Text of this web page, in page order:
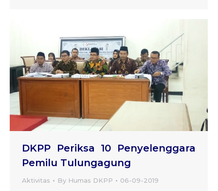
DKPP Periksa 10 Penyelenggara
Pemilu Tulungagung
Aktivitas By Humas DKPP 06-09-2019